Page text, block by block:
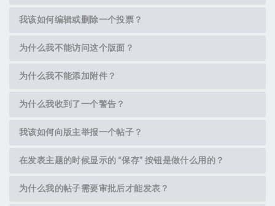
我该如何编辑或删除一个投票？
为什么我不能访问这个版面？
为什么我不能添加附件？
为什么我收到了一个警告？
我该如何向版主举报一个帖子？
在发表主题的时候显示的 “保存” 按钮是做什么用的？
为什么我的帖子需要审批后才能发表？